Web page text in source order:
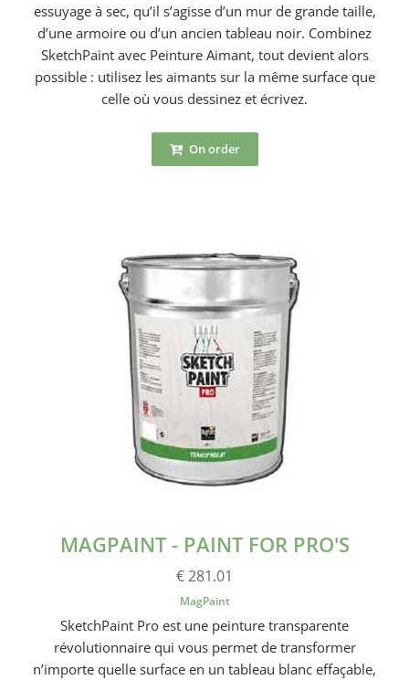
essuyage à sec, qu’il s’agisse d’un mur de grande taille,
d’une armoire ou d’un ancien tableau noir. Combinez
SketchPaint avec Peinture Aimant, tout devient alors
possible : utilisez les aimants sur la même surface que
celle où vous dessinez et écrivez.
On order
MAGPAINT - PAINT FOR PRO'S
€ 281.01
MagPaint
SketchPaint Pro est une peinture transparente
révolutionnaire qui vous permet de transformer
n’importe quelle surface en un tableau blanc effaçable,